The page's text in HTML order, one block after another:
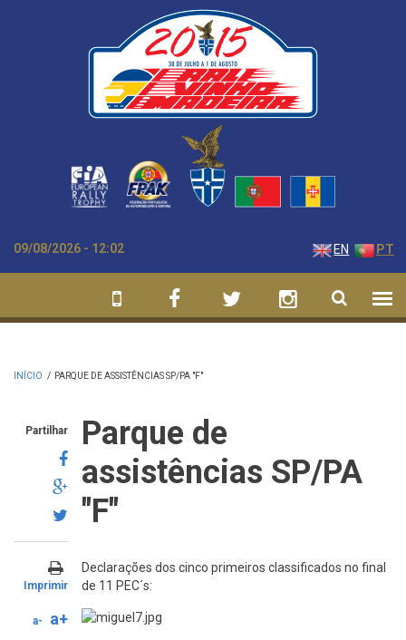
Passar para o conteúdo principal
09/08/2026 - 12:02 EN PT
INÍCIO / PARQUE DE ASSISTÊNCIAS SP/PA "F"
Partilhar
Imprimir
a- a+
Parque de
assistências SP/PA
"F"
Declarações dos cinco primeiros classificados no final
de 11 PEC´s: